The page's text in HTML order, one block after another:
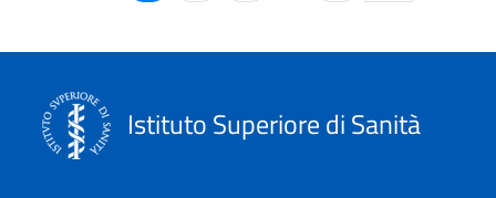
Istituto Superiore di Sanità